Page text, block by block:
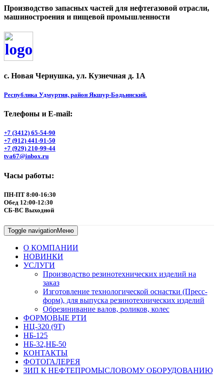
Производство запасных частей для нефтегазовой отрасли,
машиностроения и пищевой промышленности
с. Новая Чернушка, ул. Кузнечная д. 1А
Республика Удмуртия, район Якшур-Бодьинский.
Телефоны и Е-mail:
+7 (3412) 65-54-90
+7 (912) 441-91-50
+7 (929) 210-99-44
tva67@inbox.ru
Часы работы:
ПН-ПТ 8:00-16:30
Обед 12:00-12:30
СБ-ВС Выходной
Toggle navigationМеню
О КОМПАНИИ
НОВИНКИ
УСЛУГИ
Производство резинотехнических изделий на
заказ
Изготовление технологической оснастки (Пресс-
форм), для выпуска резинотехнических изделий
Обрезинивание валов, роликов, колес
ФОРМОВЫЕ РТИ
НЦ-320 (9Т)
НБ-125
НБ-32,НБ-50
КОНТАКТЫ
ФОТОГАЛЕРЕЯ
ЗИП К НЕФТЕПРОМЫСЛОВОМУ ОБОРУДОВАНИЮ